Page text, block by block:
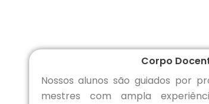
Corpo
Nossos alunos são guiados por
mestres com ampla